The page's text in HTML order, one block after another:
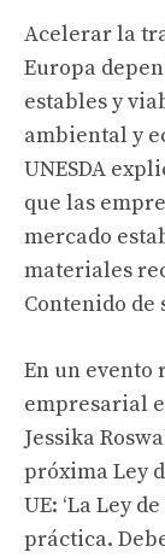
Acelerar la
Europa
estables y
ambiental y
UNESDA
que las
mercado
materiales
Contenido de
En un evento
empresarial
Jessika
próxima Ley
UE: ‘La Ley
práctica.